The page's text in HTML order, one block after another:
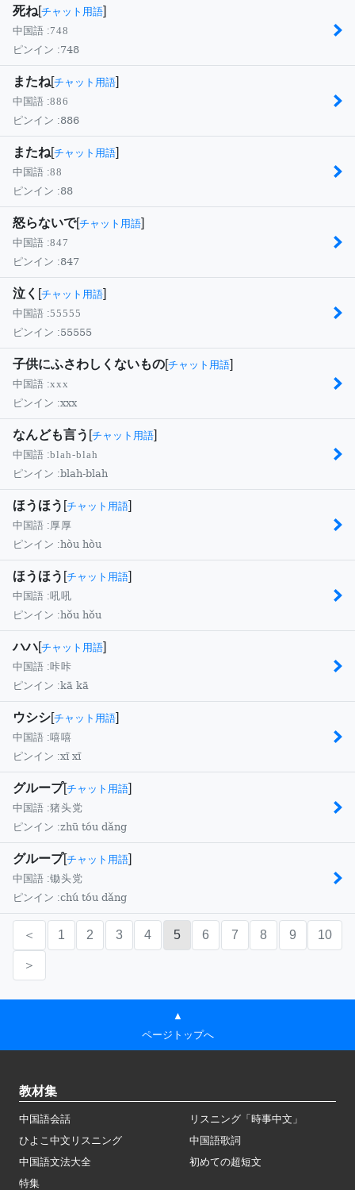
死ね[チャット用語]
中国語 :748
ピンイン :748
またね[チャット用語]
中国語 :886
ピンイン :886
またね[チャット用語]
中国語 :88
ピンイン :88
怒らないで[チャット用語]
中国語 :847
ピンイン :847
泣く [チャット用語]
中国語 :55555
ピンイン :55555
子供にふさわしくないもの[チャット用語]
中国語 :xxx
ピンイン :xxx
なんども言う [チャット用語]
中国語 :blah-blah
ピンイン :blah-blah
ほうほう [チャット用語]
中国語 :厚厚
ピンイン :hòu hòu
ほうほう [チャット用語]
中国語 :吼吼
ピンイン :hǒu hǒu
ハハ[チャット用語]
中国語 :咔咔
ピンイン :kā kā
ウシシ[チャット用語]
中国語 :嘻嘻
ピンイン :xī xī
グループ[チャット用語]
中国語 :猪头党
ピンイン :zhū tóu dǎng
グループ[チャット用語]
中国語 :锄头党
ピンイン :chú tóu dǎng
＜ 1 2 3 4 5 6 7 8 9 10
＞
▲
ページトップへ
教材集
中国語会話
リスニング「時事中文」
ひよこ中文リスニング
中国語歌詞
中国語文法大全
初めての超短文
特集